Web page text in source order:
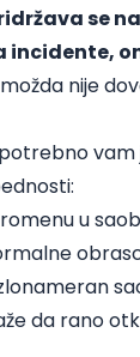
se
incidente,
nije
vam
u
da rano